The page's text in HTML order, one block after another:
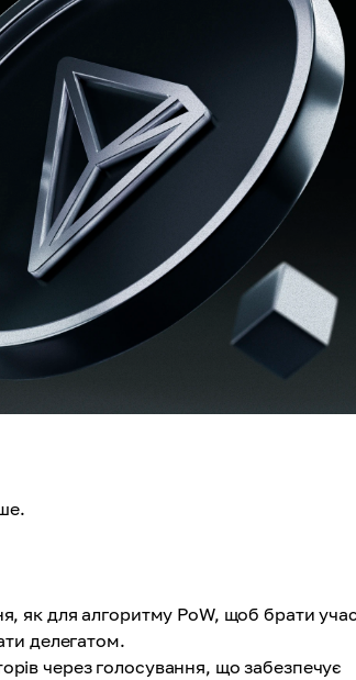
як для алгоритму PoW, щоб брати
делегатом.
через голосування, що забезпечує